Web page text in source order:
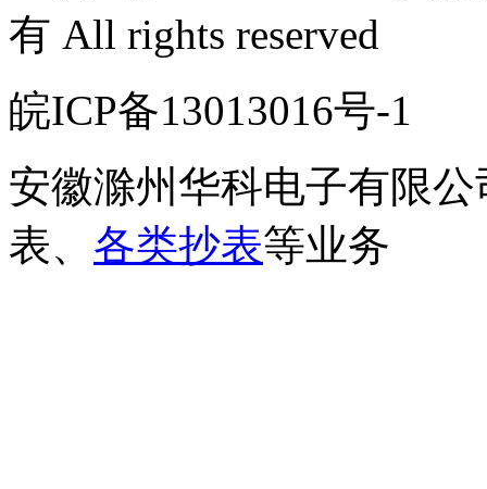
有 All rights reserved
皖ICP备13013016号
安徽滁州华科电子有限公
表、 各类抄表等业务